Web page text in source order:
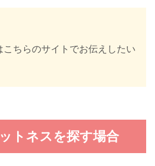
ちらのサイトでお伝えしたい
トネスを探す場合